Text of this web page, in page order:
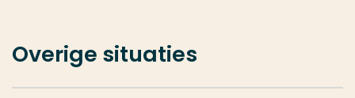
Overige situaties